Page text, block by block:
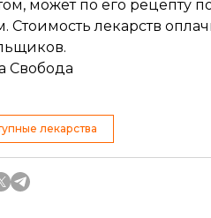
может по его рецепту
Стоимость лекарств
Свобода
лекарства